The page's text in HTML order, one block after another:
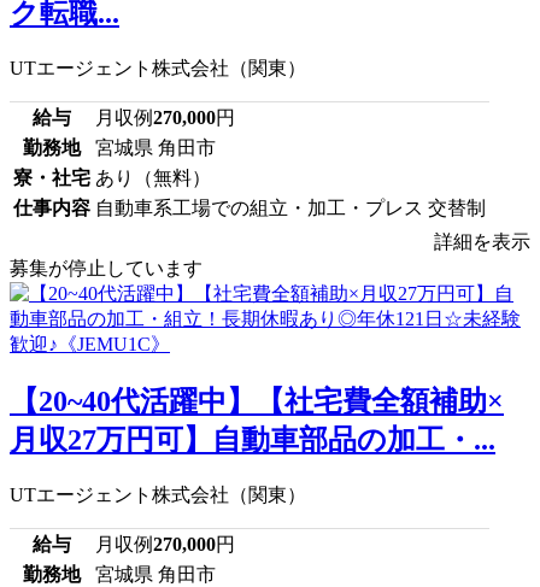
ク転職...
UTエージェント株式会社（関東）
給与 月収例270,000円
勤務地
宮城県 角田市
寮・社宅 あり（無料）
仕事内容 自動車系工場での組立・加工・プレス 交替制
詳細を表示
募集が停止しています
【20~40代活躍中】【社宅費全額補助×
月収27万円可】自動車部品の加工・...
UTエージェント株式会社（関東）
給与 月収例270,000円
勤務地
宮城県 角田市